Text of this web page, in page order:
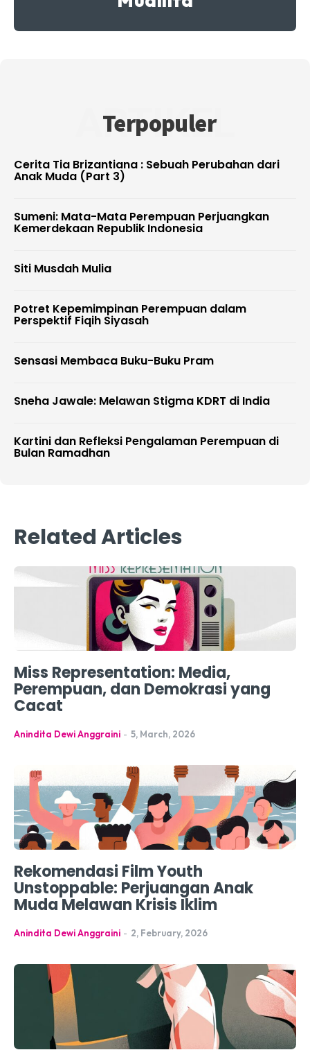
Terpopuler
ARTIKEL
Cerita Tia Brizantiana : Sebuah Perubahan dari
Anak Muda (Part 3)
Sumeni: Mata-Mata Perempuan Perjuangkan
Kemerdekaan Republik Indonesia
Siti Musdah Mulia
Potret Kepemimpinan Perempuan dalam
Perspektif Fiqih Siyasah
Sensasi Membaca Buku-Buku Pram
Sneha Jawale: Melawan Stigma KDRT di India
Kartini dan Refleksi Pengalaman Perempuan di
Bulan Ramadhan
Related Articles
Miss Representation: Media,
Perempuan, dan Demokrasi yang
Cacat
Anindita Dewi Anggraini - 5, March, 2026
Rekomendasi Film Youth
Unstoppable: Perjuangan Anak
Muda Melawan Krisis Iklim
Anindita Dewi Anggraini - 2, February, 2026